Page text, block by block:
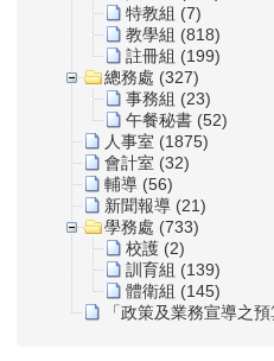
特教組 (7)
教學組 (818)
註冊組 (199)
總務處 (327)
事務組 (23)
午餐秘書 (52)
人事室 (1875)
會計室 (32)
輔導 (56)
新聞報導 (21)
學務處 (733)
校護 (2)
訓育組 (139)
體衛組 (145)
「政策及業務宣導之